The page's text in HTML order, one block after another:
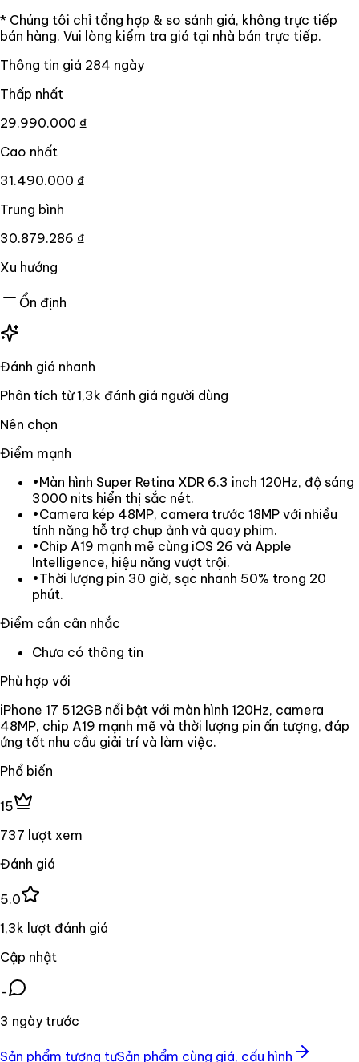
* Chúng tôi chỉ tổng hợp & so sánh giá, không trực tiếp
bán hàng. Vui lòng kiểm tra giá tại nhà bán trực tiếp.
Thông tin giá 284 ngày
Thấp nhất
29.990.000 ₫
Cao nhất
31.490.000 ₫
Trung bình
30.879.286 ₫
Xu hướng
Ổn định
Đánh giá nhanh
Phân tích từ1,3k đánh giá người dùng
Nên chọn
Điểm mạnh
•Màn hình Super Retina XDR 6.3 inch 120Hz, độ sáng
3000 nits hiển thị sắc nét.
•Camera kép 48MP, camera trước 18MP với nhiều
tính năng hỗ trợ chụp ảnh và quay phim.
•Chip A19 mạnh mẽ cùng iOS 26 và Apple
Intelligence, hiệu năng vượt trội.
•Thời lượng pin 30 giờ, sạc nhanh 50% trong 20
phút.
Điểm cần cân nhắc
Chưa có thông tin
Phù hợp với
iPhone 17 512GB nổi bật với màn hình 120Hz, camera
48MP, chip A19 mạnh mẽ và thời lượng pin ấn tượng, đáp
ứng tốt nhu cầu giải trí và làm việc.
Phổ biến
15
737 lượt xem
Đánh giá
5.0
1,3k lượt đánh giá
Cập nhật
-
3 ngày trước
Sản phẩm tương tựSản phẩm cùng giá, cấu hình